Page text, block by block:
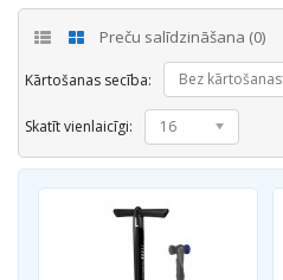
Preču salīdzināšana (0)
Kārtošanas secība: Bez kārtošanas
Skatīt vienlaicīgi: 16